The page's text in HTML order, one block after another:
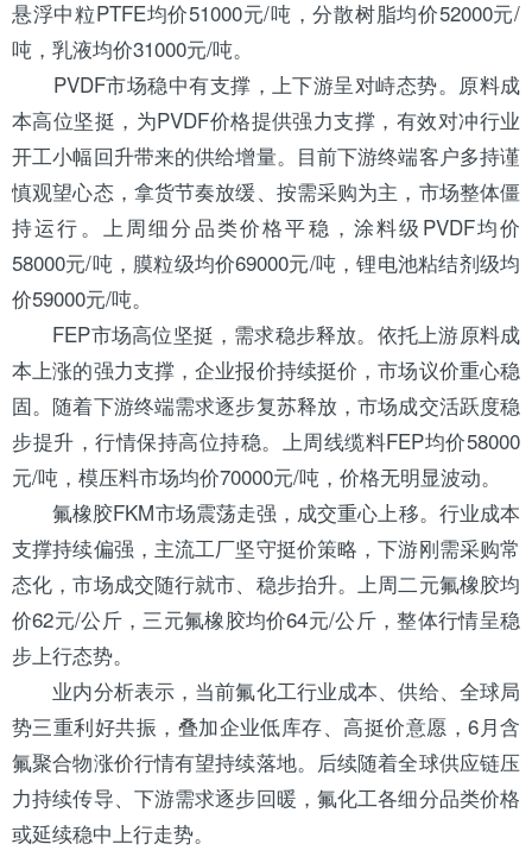
悬浮中粒PTFE均价51000元/吨，分散树脂均价52000元/
吨，乳液均价31000元/吨。
PVDF市场稳中有支撑，上下游呈对峙态势。原料成
本高位坚挺，为PVDF价格提供强力支撑，有效对冲行业
开工小幅回升带来的供给增量。目前下游终端客户多持谨
慎观望心态，拿货节奏放缓、按需采购为主，市场整体僵
持运行。上周细分品类价格平稳，涂料级PVDF均价
58000元/吨，膜粒级均价69000元/吨，锂电池粘结剂级均
价59000元/吨。
FEP市场高位坚挺，需求稳步释放。依托上游原料成
本上涨的强力支撑，企业报价持续挺价，市场议价重心稳
固。随着下游终端需求逐步复苏释放，市场成交活跃度稳
步提升，行情保持高位持稳。上周线缆料FEP均价58000
元/吨，模压料市场均价70000元/吨，价格无明显波动。
氟橡胶FKM市场震荡走强，成交重心上移。行业成本
支撑持续偏强，主流工厂坚守挺价策略，下游刚需采购常
态化，市场成交随行就市、稳步抬升。上周二元氟橡胶均
价62元/公斤，三元氟橡胶均价64元/公斤，整体行情呈稳
步上行态势。
业内分析表示，当前氟化工行业成本、供给、全球局
势三重利好共振，叠加企业低库存、高挺价意愿，6月含
氟聚合物涨价行情有望持续落地。后续随着全球供应链压
力持续传导、下游需求逐步回暖，氟化工各细分品类价格
或延续稳中上行走势。